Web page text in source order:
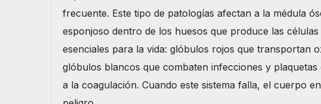
frecuente. Este tipo de patologías afectan a la médula
esponjoso dentro de los huesos que produce las células
esenciales para la vida: glóbulos rojos que transportan
glóbulos blancos que combaten infecciones y plaquetas
a la coagulación. Cuando este sistema falla, el cuerpo